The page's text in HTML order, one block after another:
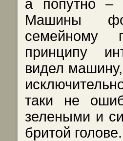
а попутно –
Машины
принципу
видел
таки не
зелеными и
бритой голове.